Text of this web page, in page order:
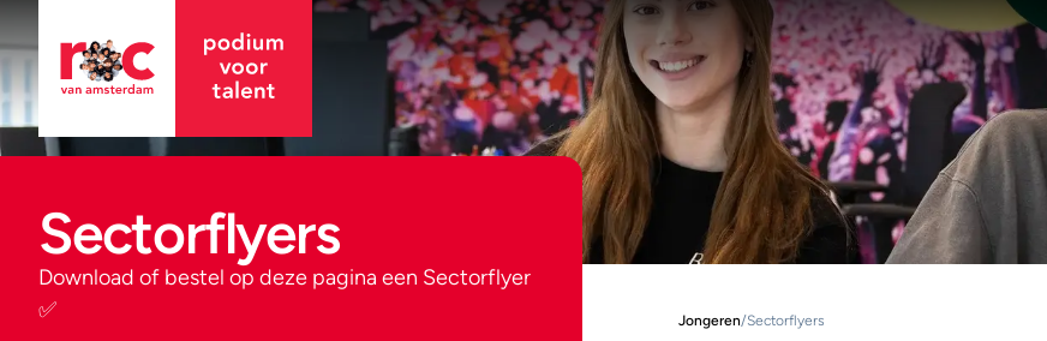
Sectorflyers
Download of bestel op deze pagina een Sectorflyer
✅
Jongeren/Sectorflyers